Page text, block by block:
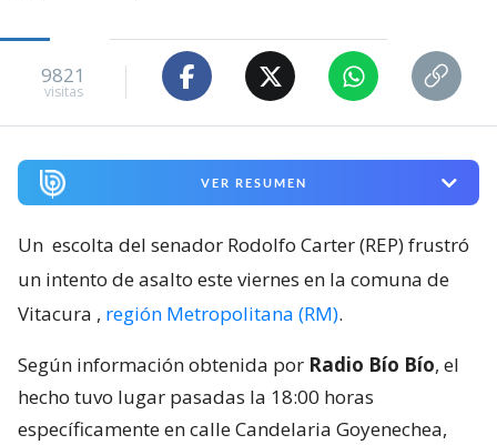
9821
visitas
VER RESUMEN
Un escolta del senador Rodolfo Carter (REP) frustró
un intento de asalto este viernes en la comuna de
Vitacura , región Metropolitana (RM).
Según información obtenida por Radio Bío Bío, el
hecho tuvo lugar pasadas la 18:00 horas
específicamente en calle Candelaria Goyenechea,